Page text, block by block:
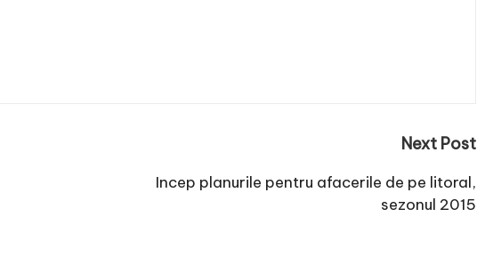
Next Post
Incep planurile pentru afacerile de pe litoral,
sezonul 2015